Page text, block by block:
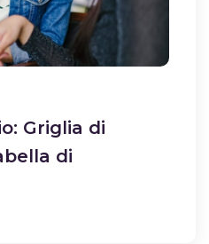
Griglia di
di